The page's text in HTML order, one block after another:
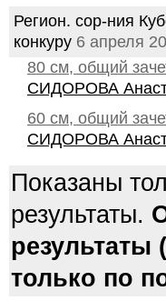
Регион. сор-ния
конкуру 6 апреля
80 см, общий
СИДОРОВА
60 см, общий
СИДОРОВА
Показаны
результаты.
результаты
только по